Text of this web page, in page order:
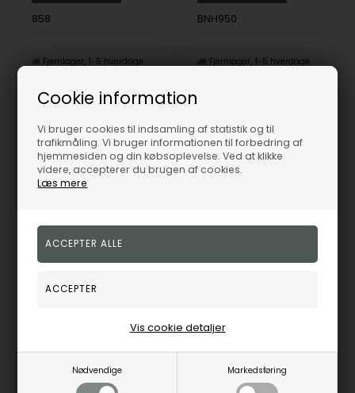
Cookie information
Vi bruger cookies til indsamling af statistik og til
trafikmåling. Vi bruger informationen til forbedring af
hjemmesiden og din købsoplevelse. Ved at klikke
videre, accepterer du brugen af cookies.
Læs mere
Nødvendige Markedsføring
Vis cookie detaljer
858
Fjernlager 1-5 hverdage
BNH950
Fjernlager 1-5 hverdage
19%
14 karat Flad Konge armbånd og halskæde
19%
Vejl. udsalgspris